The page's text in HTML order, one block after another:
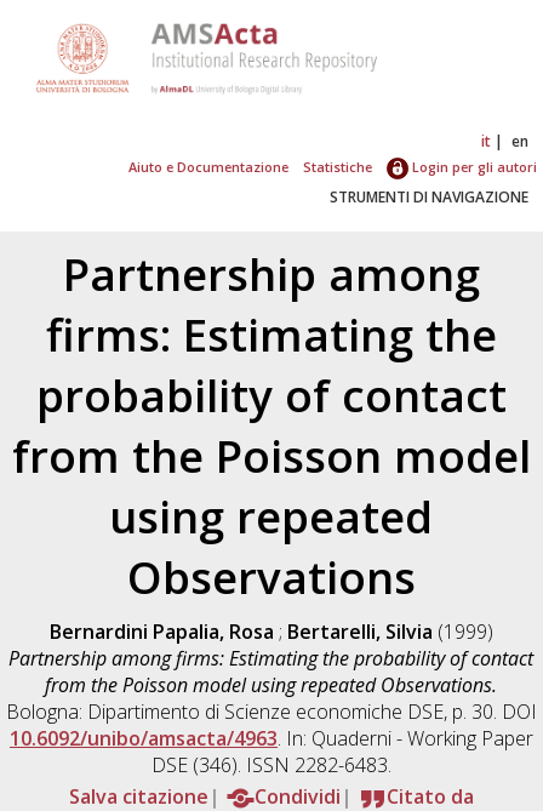
it en
Aiuto e Documentazione Statistiche Login per gli autori
STRUMENTI DI NAVIGAZIONE
Partnership among
firms: Estimating the
probability of contact
from the Poisson model
using repeated
Observations
Bernardini Papalia, Rosa ; Bertarelli, Silvia (1999)
Partnership among firms: Estimating the probability of contact
from the Poisson model using repeated Observations.
Bologna: Dipartimento di Scienze economiche DSE, p. 30. DOI
10.6092/unibo/amsacta/4963. In: Quaderni - Working Paper
DSE (346). ISSN 2282-6483.
Salva citazione
Condividi
Citato da